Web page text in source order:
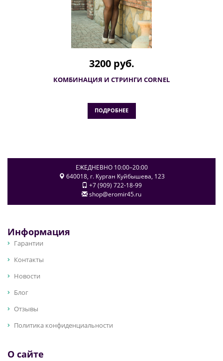
3200 руб.
КОМБИНАЦИЯ И СТРИНГИ CORNEL
ПОДРОБНЕЕ
ЕЖЕДНЕВНО 10:00–20:00
640018, г. Курган Куйбышева, 123
+7 (909) 722-18-99
shop@eromir45.ru
Информация
Гарантии
Контакты
Новости
Блог
Отзывы
Политика конфиденциальности
О сайте